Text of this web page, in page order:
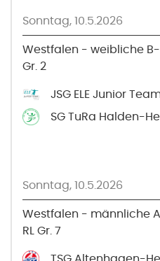
Sonntag, 10.5.2026
Westfalen - weibliche B-
Gr. 2
JSG ELE Junior
SG TuRa Halden-
Sonntag, 10.5.2026
Westfalen - männliche
RL Gr. 7
TSG Altenhagen-